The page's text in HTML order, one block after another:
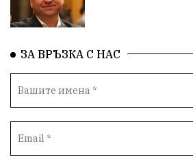
Да защитим кмета на Варна
Плуване Образователен форум
Временни промени в движението
„Възраждане“
ЗА ВРЪЗКА С НАС